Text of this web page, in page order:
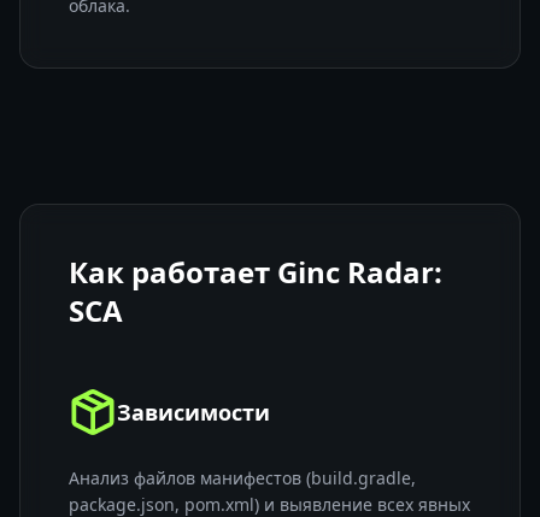
облака.
Как работает Ginc Radar:
SCA
Зависимости
Анализ файлов манифестов (build.gradle,
package.json, pom.xml) и выявление всех явных